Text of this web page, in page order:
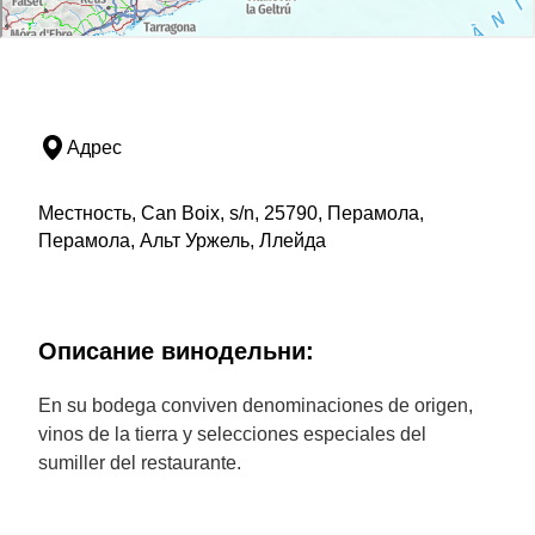
Адрес
Местность, Can Boix, s/n, 25790, Перамола,
Перамола, Альт Уржель, Ллейда
Описание винодельни:
En su bodega conviven denominaciones de origen,
vinos de la tierra y selecciones especiales del
sumiller del restaurante.